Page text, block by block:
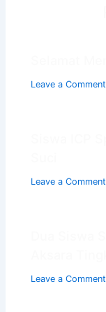
Leave a Comment
Leave a Comment
Leave a Comment